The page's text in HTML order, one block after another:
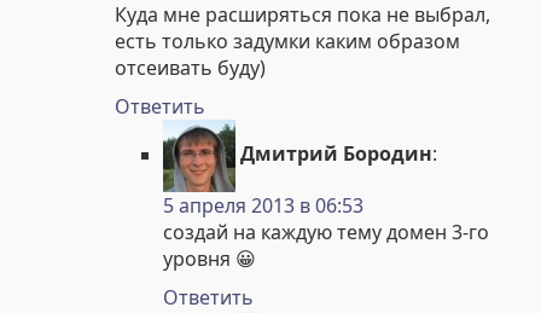
Куда мне расширяться пока не выбрал,
есть только задумки каким образом
отсеивать буду)
Ответить
Дмитрий Бородин:
5 апреля 2013 в 06:53
создай на каждую тему домен 3-го
уровня 😀
Ответить